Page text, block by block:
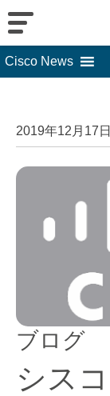
Cisco News
2019年12月17日
ブログ
シス